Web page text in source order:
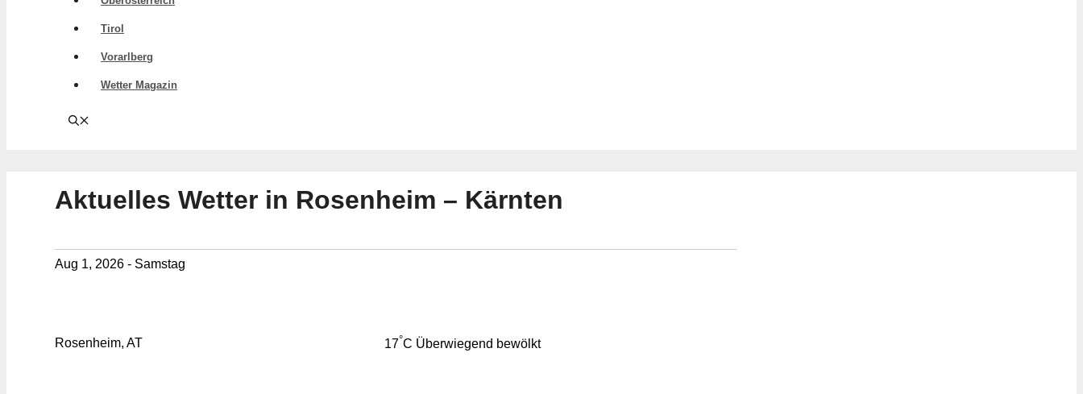
Tirol
Vorarlberg
Wetter Magazin
Aktuelles Wetter in Rosenheim – Kärnten
Aug 1, 2026 - Samstag
Rosenheim, AT 17°C Überwiegend bewölkt